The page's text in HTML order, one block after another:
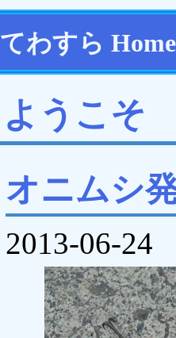
てわすら Home
ようこそ
オニムシ
2013-06-24